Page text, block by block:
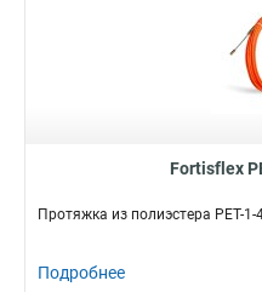
Fortisflex
Протяжка из полиэстера PET-
Подробнее